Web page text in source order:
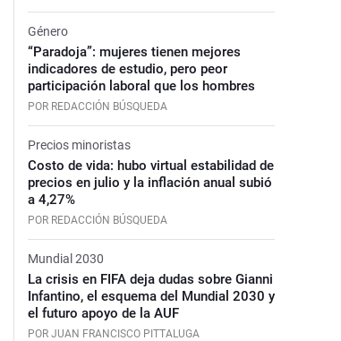
Género
“Paradoja”: mujeres tienen mejores
indicadores de estudio, pero peor
participación laboral que los hombres
POR REDACCIÓN BÚSQUEDA
Precios minoristas
Costo de vida: hubo virtual estabilidad de
precios en julio y la inflación anual subió
a 4,27%
POR REDACCIÓN BÚSQUEDA
Mundial 2030
La crisis en FIFA deja dudas sobre Gianni
Infantino, el esquema del Mundial 2030 y
el futuro apoyo de la AUF
POR JUAN FRANCISCO PITTALUGA